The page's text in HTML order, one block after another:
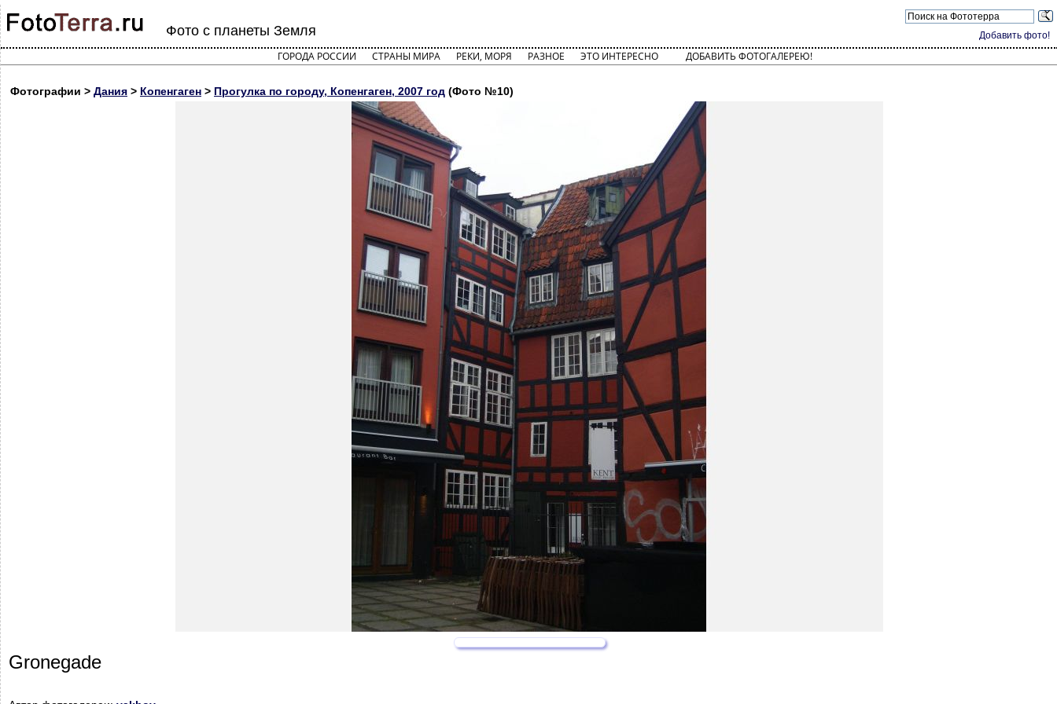
Добавить фото!
Фото с планеты Земля
ГОРОДА РОССИИ СТРАНЫ МИРА РЕКИ, МОРЯ РАЗНОЕ ЭТО ИНТЕРЕСНО ДОБАВИТЬ ФОТОГАЛЕРЕЮ!
Фотографии > Дания > Копенгаген > Прогулка по городу, Копенгаген, 2007 год (Фото №10)
Gronegade